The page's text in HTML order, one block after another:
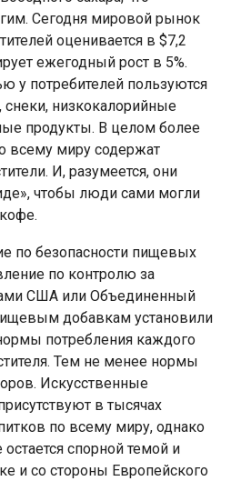
Сегодня мировой рынок
оценивается в $7,2
ежегодный рост в 5%.
у потребителей пользуются
низкокалорийные
продукты. В целом более
всему миру содержат
И, разумеется, они
чтобы люди сами могли
по безопасности пищевых
по контролю за
США или Объединенный
добавкам установили
потребления каждого
Тем не менее нормы
Искусственные
в тысячах
по всему миру, однако
спорной темой и
и со стороны Европейского